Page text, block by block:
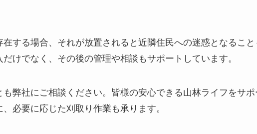
する場合、それが放置されると近隣住民への迷惑となるこ
けでなく、その後の管理や相談もサポートしています。
弊社にご相談ください。皆様の安心できる山林ライフをサ
必要に応じた刈取り作業も承ります。